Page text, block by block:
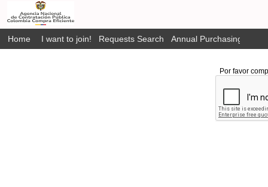
Home I want to join! Requests Search Annual Purchasing Plan
Por favor